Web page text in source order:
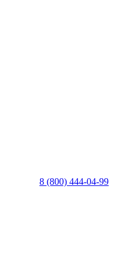
8 (800) 444-04-99